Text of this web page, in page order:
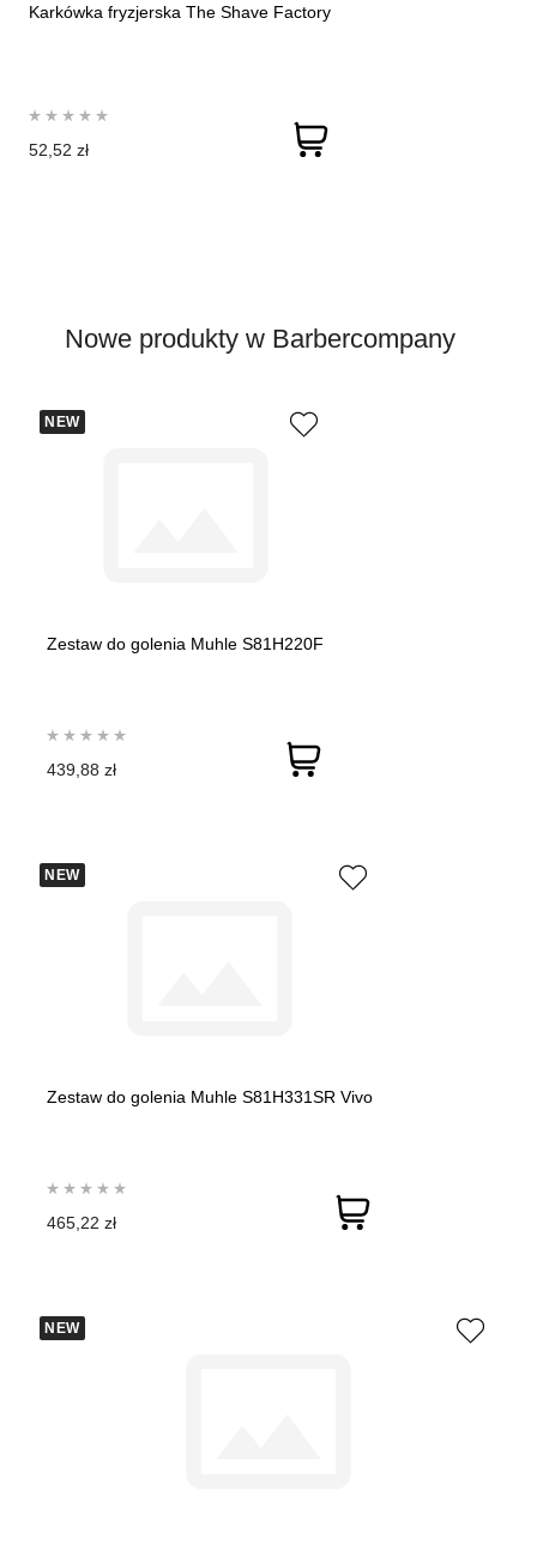
Karkówka fryzjerska The Shave Factory
52,52 zł
Nowe produkty w Barbercompany
NEW
Zestaw do golenia Muhle S81H220F
439,88 zł
NEW
Zestaw do golenia Muhle S81H331SR Vivo
465,22 zł
NEW